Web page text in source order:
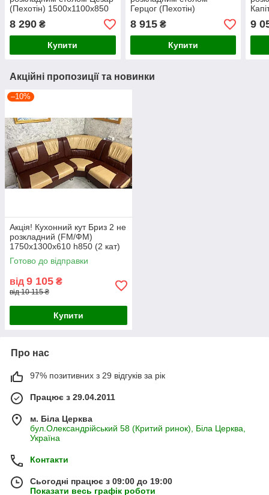
(Пехотін) 1500х1100х850
8 290 ₴
Купити
Герцог (Пехотін)
8 915₴
Купити
9
Акційні пропозиції та новинки
–10%
Акція! Кухонний кут Бриз 2 не
розкладний (FM/ФМ)
1750х1300х610 h850 (2 кат)
Готово до відправки
від 9 105 ₴
від 10 115 ₴
Купити
Про нас
97% позитивних з 29 відгуків за рік
Працює з 29.04.2011
м. Біла Церква
бул.Олександрійський 58 (Критий ринок), Біла Церква,
Україна
Контакти
Сьогодні працює з 09:00 до 19:00
Показати весь графік роботи